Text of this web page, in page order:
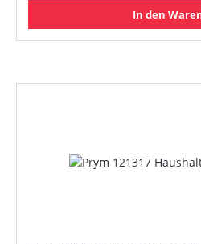
In den